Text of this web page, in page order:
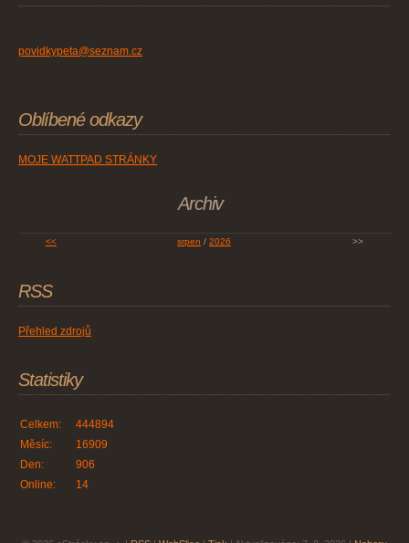
povidkypeta@seznam.cz
Oblíbené odkazy
MOJE WATTPAD STRÁNKY
Archiv
<< srpen / 2026 >>
RSS
Přehled zdrojů
Statistiky
Online: 14
Celkem:
444894
Měsíc:
16909
Den:
906